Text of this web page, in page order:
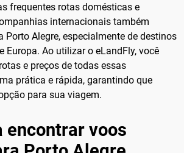
frequentes rotas domésticas e
internacionais também
Porto Alegre, especialmente de destinos
Europa. Ao utilizar o eLandFly, você
e preços de todas essas
prática e rápida, garantindo que
para sua viagem.
encontrar voos